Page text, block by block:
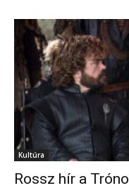
Kultúra
Rossz hír a